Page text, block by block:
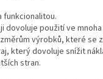
funkcionalitou.
dovoluje použití ve
výrobků, které se
který dovoluje snížit
stran.